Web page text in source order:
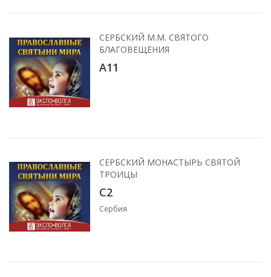
СЕРБСКИЙ М.М. СВЯТОГО
БЛАГОВЕЩЕНИЯ
А11
СЕРБСКИЙ МОНАСТЫРЬ СВЯТОЙ
ТРОИЦЫ
C2
Сербия